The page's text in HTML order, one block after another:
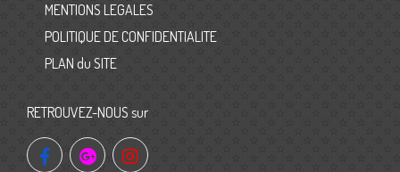
MENTIONS LEGALES
POLITIQUE DE CONFIDENTIALITE
PLAN du SITE
RETROUVEZ-NOUS sur